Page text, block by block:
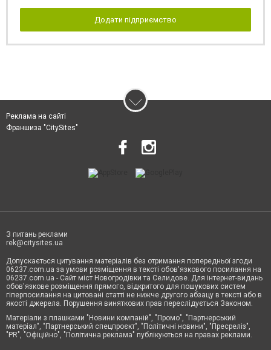
Додати підприємство
Реклама на сайті
Франшиза "CitySites"
З питань реклами
rek@citysites.ua
Допускається цитування матеріалів без отримання попередньої згоди
06237.com.ua за умови розміщення в тексті обов'язкового посилання на
06237.com.ua - Сайт міст Новогродівки та Селидове. Для інтернет-видань
обов'язкове розміщення прямого, відкритого для пошукових систем
гіперпосилання на цитовані статті не нижче другого абзацу в тексті або в
якості джерела. Порушення виняткових прав переслідується Законом.
Матеріали з плашками "Новини компаній", "Промо", "Партнерський
матеріал", "Партнерський спецпроєкт", "Політичні новини", "Пресреліз",
"PR", "Офіційно", "Політична реклама" публікуються на правах реклами.